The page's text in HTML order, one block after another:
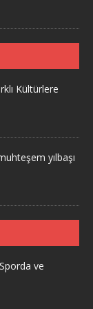
Kültürlere
yılbaşı
ve